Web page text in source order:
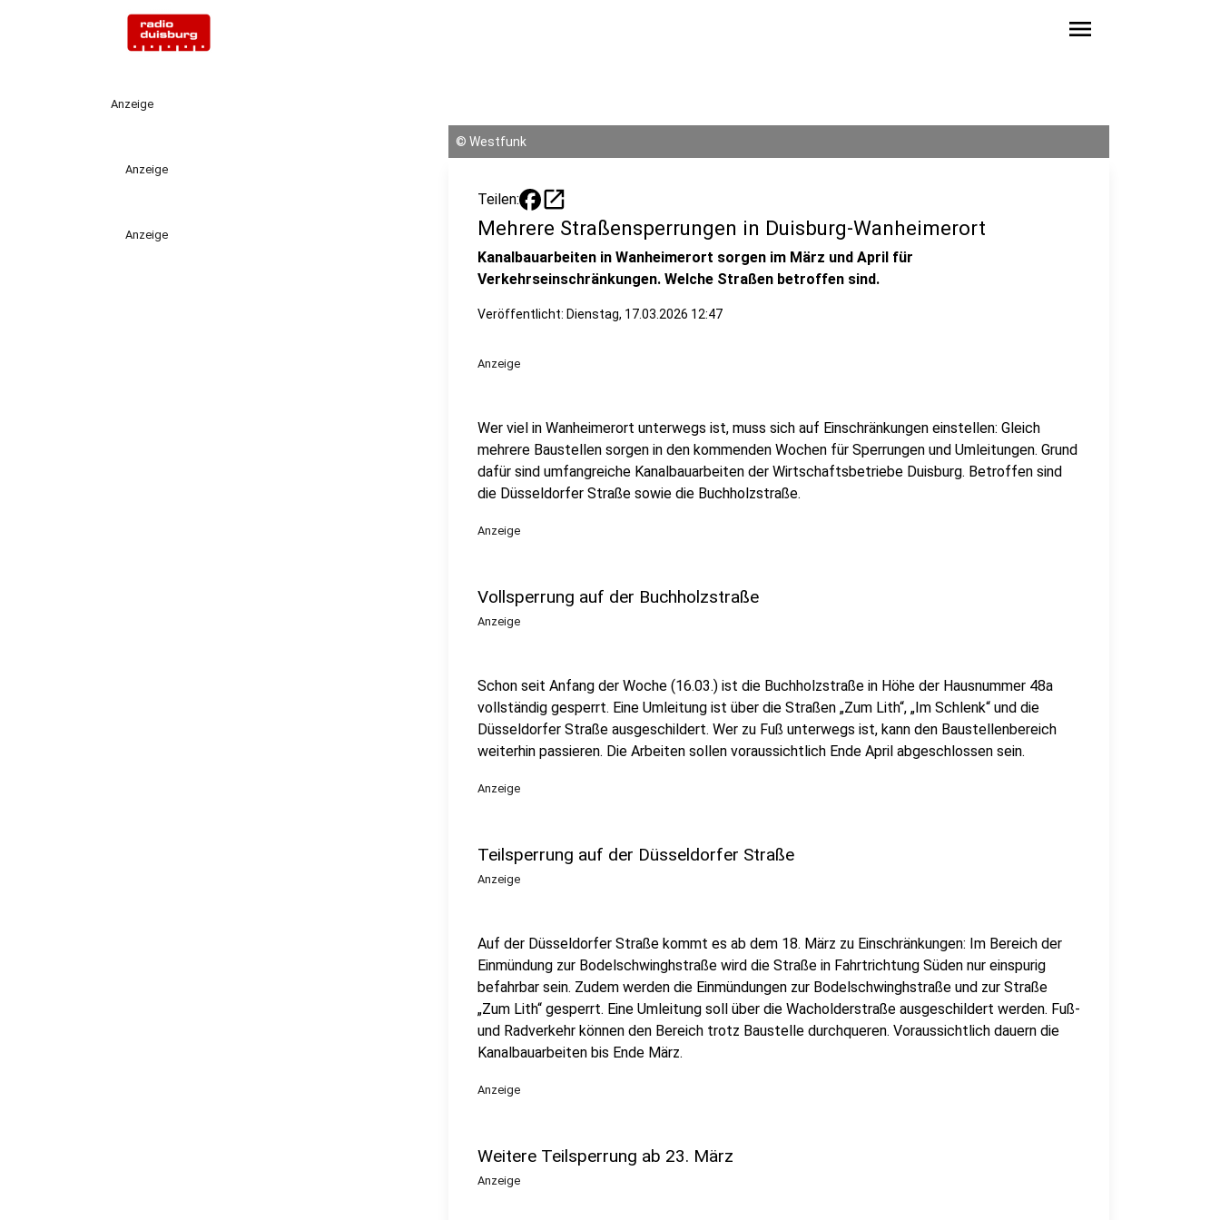
menu
Anzeige
Anzeige
Anzeige
© Westfunk
Teilen: open_in_new
Mehrere Straßensperrungen in Duisburg-Wanheimerort
Kanalbauarbeiten in Wanheimerort sorgen im März und April für
Verkehrseinschränkungen. Welche Straßen betroffen sind.
Veröffentlicht: Dienstag, 17.03.2026 12:47
Anzeige
Wer viel in Wanheimerort unterwegs ist, muss sich auf Einschränkungen einstellen: Gleich
mehrere Baustellen sorgen in den kommenden Wochen für Sperrungen und Umleitungen. Grund
dafür sind umfangreiche Kanalbauarbeiten der Wirtschaftsbetriebe Duisburg. Betroffen sind
die Düsseldorfer Straße sowie die Buchholzstraße.
Anzeige
Vollsperrung auf der Buchholzstraße
Anzeige
Schon seit Anfang der Woche (16.03.) ist die Buchholzstraße in Höhe der Hausnummer 48a
vollständig gesperrt. Eine Umleitung ist über die Straßen „Zum Lith“, „Im Schlenk“ und die
Düsseldorfer Straße ausgeschildert. Wer zu Fuß unterwegs ist, kann den Baustellenbereich
weiterhin passieren. Die Arbeiten sollen voraussichtlich Ende April abgeschlossen sein.
Anzeige
Teilsperrung auf der Düsseldorfer Straße
Anzeige
Auf der Düsseldorfer Straße kommt es ab dem 18. März zu Einschränkungen: Im Bereich der
Einmündung zur Bodelschwinghstraße wird die Straße in Fahrtrichtung Süden nur einspurig
befahrbar sein. Zudem werden die Einmündungen zur Bodelschwinghstraße und zur Straße
„Zum Lith“ gesperrt. Eine Umleitung soll über die Wacholderstraße ausgeschildert werden. Fuß-
und Radverkehr können den Bereich trotz Baustelle durchqueren. Voraussichtlich dauern die
Kanalbauarbeiten bis Ende März.
Anzeige
Weitere Teilsperrung ab 23. März
Anzeige